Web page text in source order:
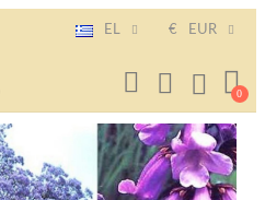
EL € EUR